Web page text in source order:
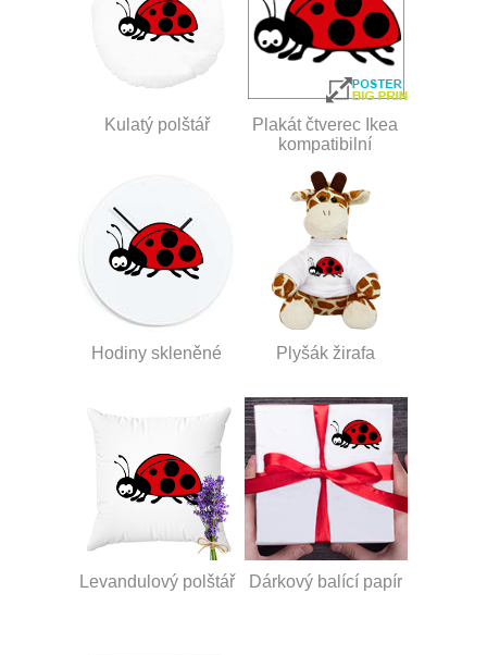
Kulatý polštář
Plakát čtverec Ikea
kompatibilní
Hodiny skleněné Plyšák žirafa
Levandulový polštář Dárkový balící papír